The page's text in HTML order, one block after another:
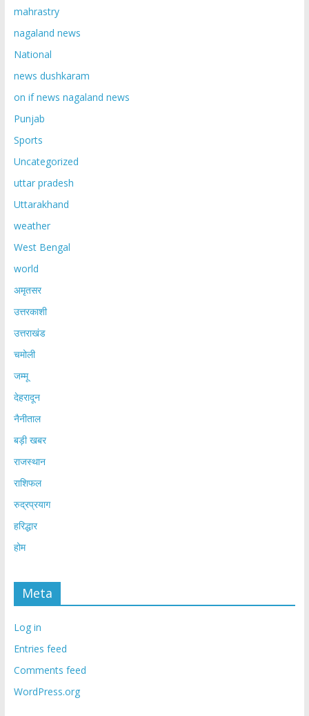
mahrastry
nagaland news
National
news dushkaram
on if news nagaland news
Punjab
Sports
Uncategorized
uttar pradesh
Uttarakhand
weather
West Bengal
world
अमृतसर
उत्तरकाशी
उत्तराखंड
चमोली
जम्मू
देहरादून
नैनीताल
बड़ी खबर
राजस्थान
राशिफल
रुद्रप्रयाग
हरिद्धार
होम
Meta
Log in
Entries feed
Comments feed
WordPress.org